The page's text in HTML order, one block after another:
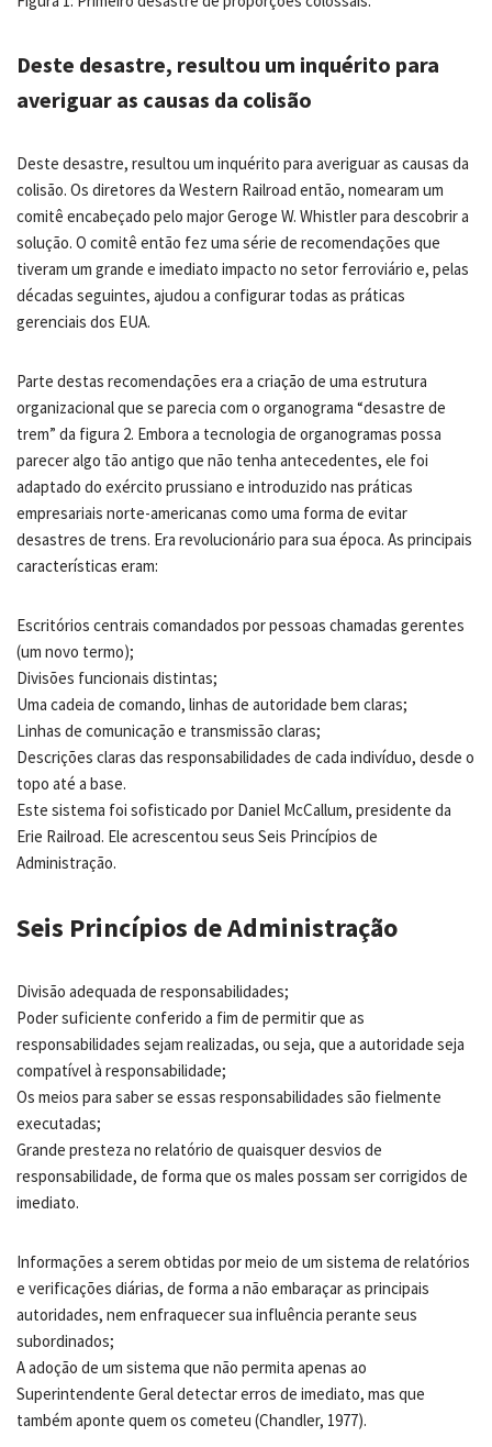
Deste desastre, resultou um inquérito para
averiguar as causas da colisão
Deste desastre, resultou um inquérito para averiguar as causas da
colisão. Os diretores da Western Railroad então, nomearam um
comitê encabeçado pelo major Geroge W. Whistler para descobrir a
solução. O comitê então fez uma série de recomendações que
tiveram um grande e imediato impacto no setor ferroviário e, pelas
décadas seguintes, ajudou a configurar todas as práticas
gerenciais dos EUA.
Parte destas recomendações era a criação de uma estrutura
organizacional que se parecia com o organograma “desastre de
trem” da figura 2. Embora a tecnologia de organogramas possa
parecer algo tão antigo que não tenha antecedentes, ele foi
adaptado do exército prussiano e introduzido nas práticas
empresariais norte-americanas como uma forma de evitar
desastres de trens. Era revolucionário para sua época. As principais
características eram:
Escritórios centrais comandados por pessoas chamadas gerentes
(um novo termo);
Divisões funcionais distintas;
Uma cadeia de comando, linhas de autoridade bem claras;
Linhas de comunicação e transmissão claras;
Descrições claras das responsabilidades de cada indivíduo, desde o
topo até a base.
Este sistema foi sofisticado por Daniel McCallum, presidente da
Erie Railroad. Ele acrescentou seus Seis Princípios de
Administração.
Seis Princípios de Administração
Divisão adequada de responsabilidades;
Poder suficiente conferido a fim de permitir que as
responsabilidades sejam realizadas, ou seja, que a autoridade seja
compatível à responsabilidade;
Os meios para saber se essas responsabilidades são fielmente
executadas;
Grande presteza no relatório de quaisquer desvios de
responsabilidade, de forma que os males possam ser corrigidos de
imediato.
Informações a serem obtidas por meio de um sistema de relatórios
e verificações diárias, de forma a não embaraçar as principais
autoridades, nem enfraquecer sua influência perante seus
subordinados;
A adoção de um sistema que não permita apenas ao
Superintendente Geral detectar erros de imediato, mas que
também aponte quem os cometeu (Chandler, 1977).